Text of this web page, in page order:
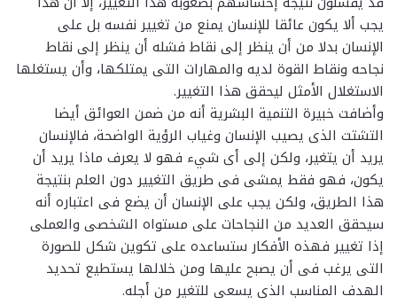
يجب ألا يكون عائقا للإنسان يمنع من تغيير نفسه بل على
الإنسان بدلا من أن ينظر إلى نقاط فشله أن ينظر إلى نقاط
نجاحه ونقاط القوة لديه والمهارات التى يمتلكها، وأن يستغلها
الاستغلال الأمثل ليحقق هذا التغيير.
وأضافت خبيرة التنمية البشرية أنه من ضمن العوائق أيضا
التشتت الذى يصيب الإنسان وغياب الرؤية الواضحة، فالإنسان
يريد أن يتغير، ولكن إلى أى شيء فهو لا يعرف ماذا يريد أن
يكون، فهو فقط يمشى فى طريق التغيير دون العلم بنتيجة
هذا الطريق، ولكن يجب على الإنسان أن يضع فى اعتباره أنه
سيحقق العديد من النجاحات على مستواه الشخصى والعملى
إذا تغيير فهذه الأفكار ستساعده على تكوين شكل للصورة
التى يرغب فى أن يصبح عليها ومن خلالها يستطيع تحديد
الهدف المناسب الذى يسعى للتغير من أجله.